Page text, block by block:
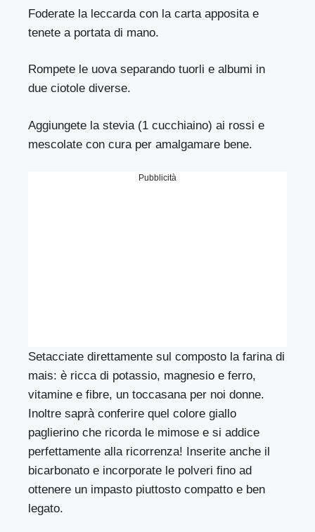
Foderate la leccarda con la carta apposita e
tenete a portata di mano.
Rompete le uova separando tuorli e albumi in
due ciotole diverse.
Aggiungete la stevia (1 cucchiaino) ai rossi e
mescolate con cura per amalgamare bene.
Pubblicità
Setacciate direttamente sul composto la farina di
mais: è ricca di potassio, magnesio e ferro,
vitamine e fibre, un toccasana per noi donne.
Inoltre saprà conferire quel colore giallo
paglierino che ricorda le mimose e si addice
perfettamente alla ricorrenza! Inserite anche il
bicarbonato e incorporate le polveri fino ad
ottenere un impasto piuttosto compatto e ben
legato.